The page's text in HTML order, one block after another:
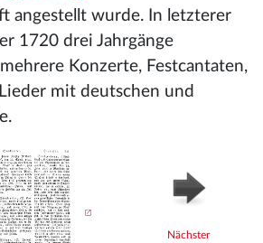
angestellt wurde. In letzterer
1720 drei Jahrgänge
Konzerte, Festcantaten,
mit deutschen und
Nächster